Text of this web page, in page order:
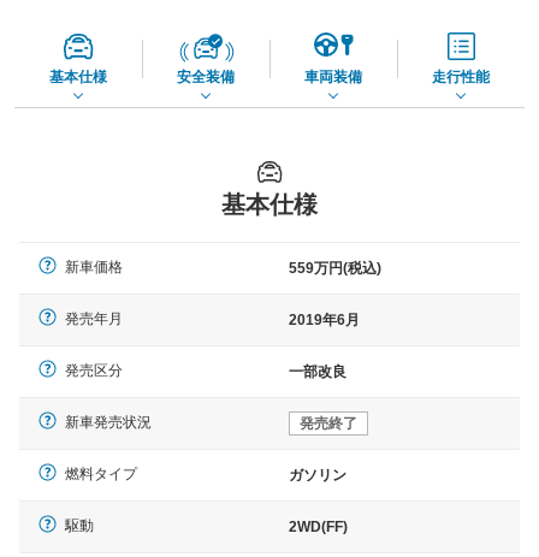
基本仕様 安全装備 車両装備 走行性能
基本仕様
新車価格 559万円(税込)
発売年月 2019年6月
発売区分 一部改良
新車発売状況 発売終了
燃料タイプ ガソリン
駆動 2WD(FF)